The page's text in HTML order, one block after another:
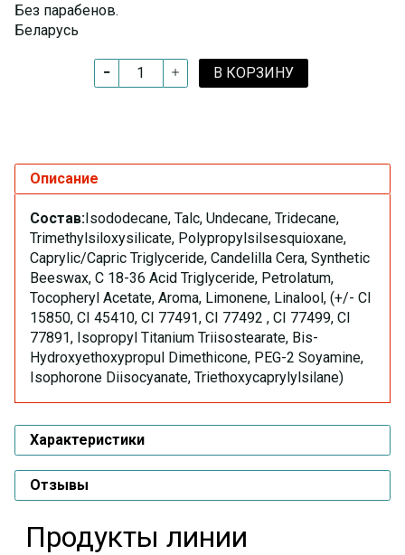
Без парабенов.
Беларусь
В КОРЗИНУ
Описание
Состав:Isododecane, Talc, Undecane, Tridecane,
Trimethylsiloxysilicate, Polypropylsilsesquioxane,
Caprylic/Capric Triglyceride, Candelilla Cera, Synthetic
Beeswax, C 18-36 Acid Triglyceride, Petrolatum,
Tocopheryl Acetate, Aroma, Limonene, Linalool, (+/- CI
15850, CI 45410, CI 77491, CI 77492 , CI 77499, CI
77891, Isopropyl Titanium Triisostearate, Bis-
Hydroxyethoxypropul Dimethicone, PEG-2 Soyamine,
Isophorone Diisocyanate, Triethoxycaprylylsilane)
Характеристики
Отзывы
Продукты линии